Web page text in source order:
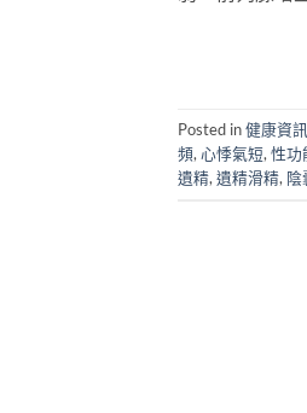
Posted in健康資訊
頻, 心悸氣短, 性功
遺精, 遺精滑精, 陰